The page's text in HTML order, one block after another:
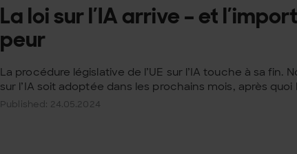
La loi sur l’IA arrive – et
peur
La procédure législative de l’UE sur l’IA touche à sa fin.
sur l’IA soit adoptée dans les prochains mois, après quoi
Published: 24.05.2024